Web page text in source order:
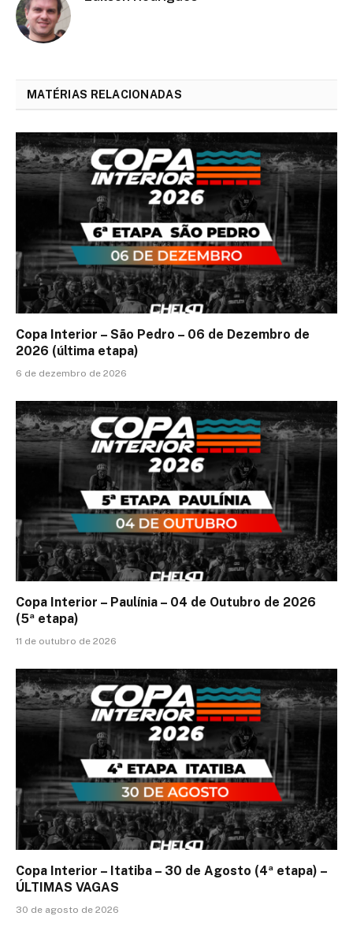
MATÉRIAS RELACIONADAS
Copa Interior – São Pedro – 06 de Dezembro de
2026 (última etapa)
6 de dezembro de 2026
Copa Interior – Paulínia – 04 de Outubro de 2026
(5ª etapa)
11 de outubro de 2026
Copa Interior – Itatiba – 30 de Agosto (4ª etapa) –
ÚLTIMAS VAGAS
30 de agosto de 2026